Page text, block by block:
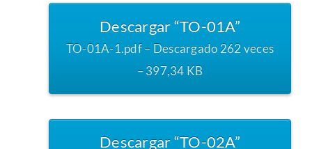
Descargar “TO-01A”
TO-01A-1.pdf – Descargado 262 veces
– 397,34 KB
Descargar “TO-02A”